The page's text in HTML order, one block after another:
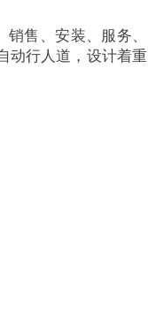
售、安装、服务、
动行人道，设计着重